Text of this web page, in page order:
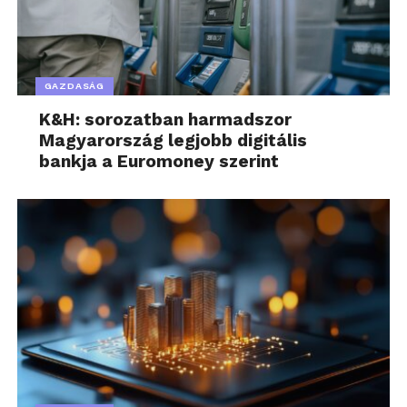
kérdéseire.
A Kiberbiztonsági védőháló a kkv-szektor
számáracímű rendezvénysorozat a három
budapesti alkalom mellett Debrecenbe, Miskolcra,
Győrbe, Szegedre, Nyíregyházára, Veszprémbe és
Kecskemétre látogatott el. Összesen 130-an vettek
részt a Kamara Vállalkozásfejlesztési Programja és a
(SZTFH) közös workshopjain, amely a NIS2 auditra
készítette fel a vállalkozásokat. Az audit kötelező a
kritikus infrastruktúrát üzemeltető cégek számára
az EU kiberbiztonsági irányelvének megfelelően,
hogy biztosítsák rendszereik védelmét és a
kiberfenyegetésekkel szembeni ellenálló
képességüket. A rendezvénysorozat a digitális
átállás és a kiberfenyegetések növekedése miatt
kialakult vészhelyzetre reagál, amely különösen a
GAZDASÁG
K&H: sorozatban harmadszor
Magyarország legjobb digitális
bankja a Euromoney szerint